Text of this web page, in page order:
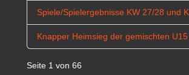
Spiele/Spielergebnisse KW 27/28 und
Knapper Heimsieg der gemischten
Seite 1 von 66